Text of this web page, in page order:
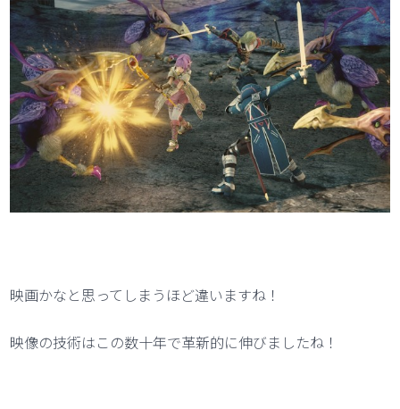
映画かなと思ってしまうほど違いますね！
映像の技術はこの数十年で革新的に伸びましたね！